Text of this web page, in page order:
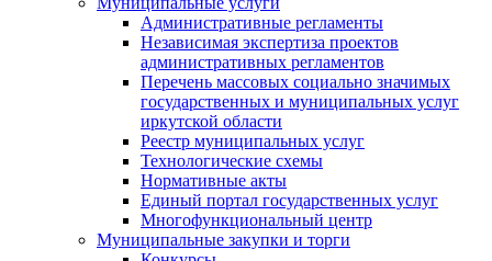
Административные регламенты
Независимая экспертиза проектов
административных регламентов
Перечень массовых социально значимых
государственных и муниципальных услуг
иркутской области
Реестр муниципальных услуг
Технологические схемы
Нормативные акты
Единый портал государственных услуг
Многофункциональный центр
Муниципальные закупки и торги